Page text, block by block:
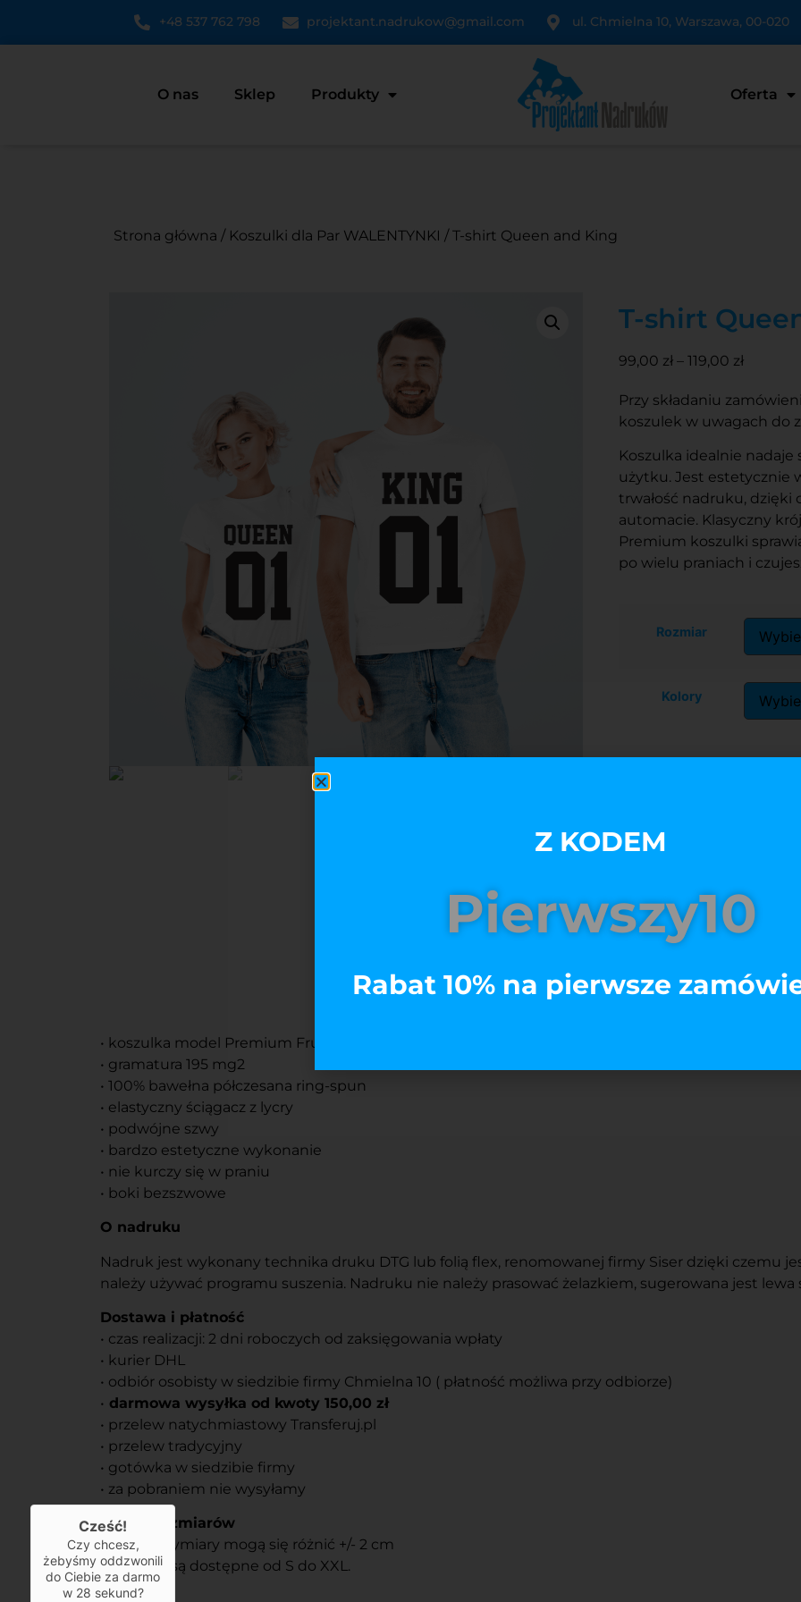
+48 537 762 798 projektant.nadrukow@gmail.com ul. Chmielna 10, Warszawa, 00-020
O nas Sklep Produkty Oferta
Strona główna / Koszulki dla Par WALENTYNKI / T-shirt Queen and King
T-shirt
99,00 zł – 119,00 zł
Przy składaniu
koszulek w uwagach do
Koszulka idealnie
użytku. Jest estetycznie
trwałość nadruku, dzięki
automacie. Klasyczny
Premium koszulki
po wielu praniach i
Rozmiar
Kolory
• koszulka model Premium Fruit of the Loom
• gramatura 195 mg2
• 100% bawełna półczesana ring-spun
• elastyczny ściągacz z lycry
• podwójne szwy
• bardzo estetyczne wykonanie
• nie kurczy się w praniu
• boki bezszwowe
O nadruku
Nadruk jest wykonany technika druku DTG lub folią flex, renomowanej firmy Siser dzięki czemu
należy używać programu suszenia. Nadruku nie należy prasować żelazkiem, sugerowana jest lewa
Dostawa i płatność
• czas realizacji: 2 dni roboczych od zaksięgowania wpłaty
• kurier DHL
• odbiór osobisty w siedzibie firmy Chmielna 10 ( płatność możliwa przy odbiorze)
• darmowa wysyłka od kwoty 150,00 zł
• przelew natychmiastowy Transferuj.pl
• przelew tradycyjny
• gotówka w siedzibie firmy
• za pobraniem nie wysyłamy
Tabela rozmiarów
Podane wymiary mogą się różnić +/- 2 cm
Rozmiary są dostępne od S do XXL.
Cześć!
Czy chcesz,
żebyśmy oddzwonili
do Ciebie za darmo
w 28 sekund?
Z KODEM
Pierwszy10
Rabat 10% na pierwsze